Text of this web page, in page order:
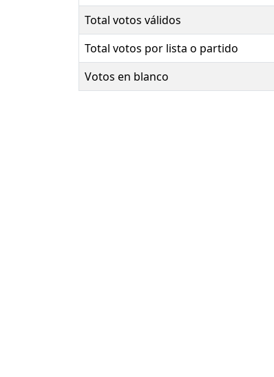
Total votos válidos
Total votos por lista o partido
Votos en blanco